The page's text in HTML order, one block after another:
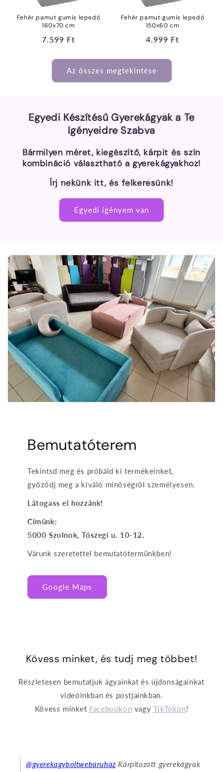
Fehér pamut gumis lepedő
160x70 cm
Normál
7.599 Ft
Fehér pamut gumis lepedő
150x60 cm
Normál
4.999 Ft
Az összes megtekintése
Egyedi Készítésű Gyerekágyak a Te
Igényeidre Szabva
Bármilyen méret, kiegészítő, kárpit és szín
kombináció választható a gyerekágyakhoz!
Írj nekünk itt, és felkeresünk!
Egyedi igényem van
Bemutatóterem
Tekintsd meg és próbáld ki termékeinket,
győződj meg a kiváló minőségről személyesen.
Látogass el hozzánk!
Címünk:
5000 Szolnok, Tószegi u. 10-12.
Várunk szeretettel bemutatótermünkben!
Google Maps
Kövess minket, és tudj meg többet!
Részletesen bemutatjuk ágyainkat és újdonságainkat
videóinkban és postjainkban.
Kövess minket Facebookon vagy TikTokon!
@gyerekagyboltwebaruhazKárpitozott gyerekágyak